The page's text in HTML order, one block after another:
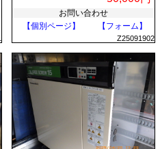
お問い合わせ
【個別ページ】
【フォーム】
Z25091902